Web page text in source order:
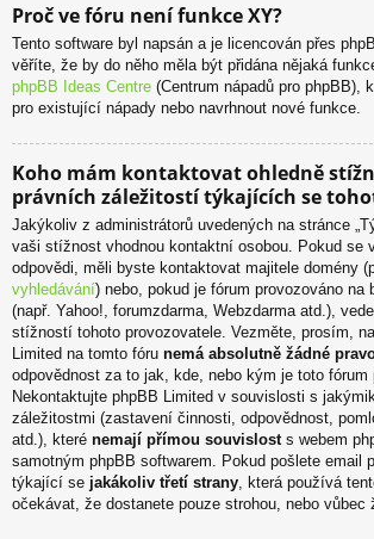
Proč ve fóru není funkce XY?
Tento software byl napsán a je licencován přes
věříte, že by do něho měla být přidána nějaká
phpBB Ideas Centre (Centrum nápadů pro phpBB),
pro existující nápady nebo navrhnout nové funkce.
Koho mám kontaktovat ohledně
právních záležitostí týkajících se
Jakýkoliv z administrátorů uvedených na stránce
vaši stížnost vhodnou kontaktní osobou. Pokud se
odpovědi, měli byste kontaktovat majitele domény
vyhledávání) nebo, pokud je fórum provozováno na
(např. Yahoo!, forumzdarma, Webzdarma atd.),
stížností tohoto provozovatele. Vezměte, prosím,
Limited na tomto fóru nemá absolutně žádné
odpovědnost za to jak, kde, nebo kým je toto fórum
Nekontaktujte phpBB Limited v souvislosti s
záležitostmi (zastavení činnosti, odpovědnost,
atd.), které nemají přímou souvislosts webem
samotným phpBB softwarem. Pokud pošlete email
týkající se jakákoliv třetí strany, která používá
očekávat, že dostanete pouze strohou, nebo vůbec